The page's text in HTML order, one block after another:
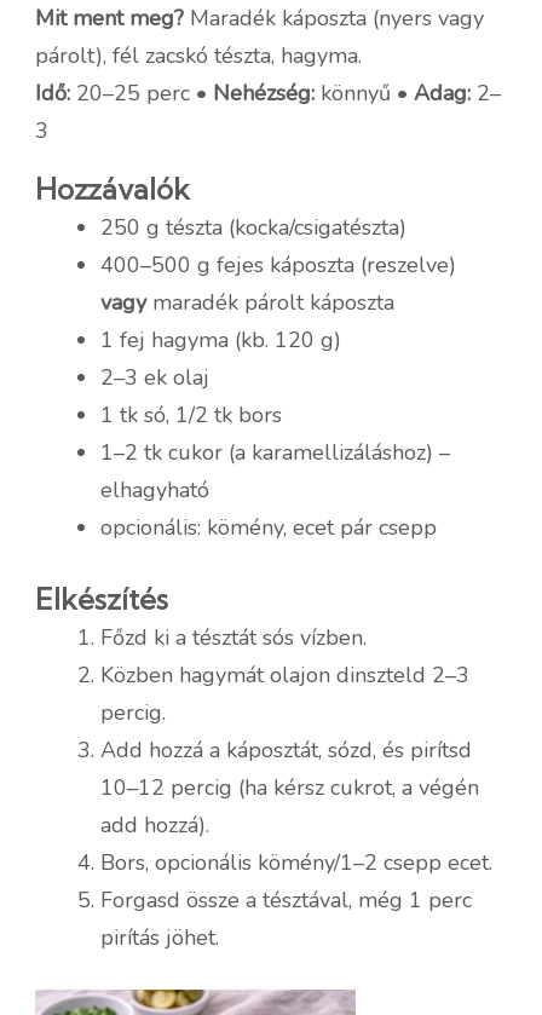
Mit ment meg? Maradék káposzta (nyers vagy
párolt), fél zacskó tészta, hagyma.
Idő: 20–25 perc • Nehézség: könnyű • Adag: 2–
3
Hozzávalók
250 g tészta (kocka/csigatészta)
400–500 g fejes káposzta (reszelve)
vagymaradék párolt káposzta
1 fej hagyma (kb. 120 g)
2–3 ek olaj
1 tk só, 1/2 tk bors
1–2 tk cukor (a karamellizáláshoz) –
elhagyható
opcionális: kömény, ecet pár csepp
Elkészítés
Főzd ki a tésztát sós vízben.
Közben hagymát olajon dinszteld 2–3
percig.
Add hozzá a káposztát, sózd, és pirítsd
10–12 percig (ha kérsz cukrot, a végén
add hozzá).
Bors, opcionális kömény/1–2 csepp ecet.
Forgasd össze a tésztával, még 1 perc
pirítás jöhet.